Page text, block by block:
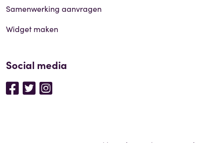
Samenwerking aanvragen
Widget maken
Social media